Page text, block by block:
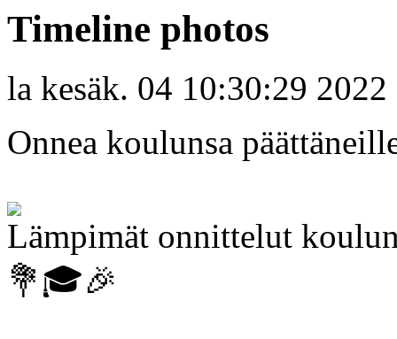
Timeline photos
la kesäk. 04 10:30:29 2022
Onnea koulunsa
Lämpimät onnittelut
💐🎓🎉